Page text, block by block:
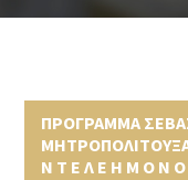
ΠΡΟΓΡΑΜΜΑ
Ν Τ Ε Λ Ε Η Μ Ο Ν